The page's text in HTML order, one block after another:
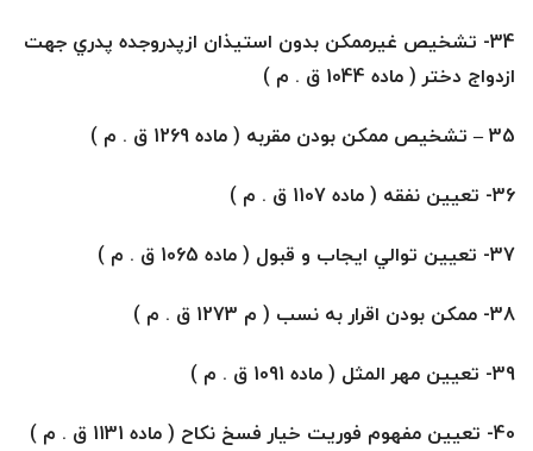
34- تشخيص غيرممكن بدون استيذان ازپدروجده پدري جهت
ازدواج دختر ( ماده 1044 ق . م )
35
–تشخيص ممكن بودن مقربه ( ماده 1269 ق . م )
36- تعيين نفقه ( ماده 1107 ق . م )
37- تعيين توالي ايجاب و قبول ( ماده 1065 ق . م )
38- ممكن بودن اقرار به نسب ( م 1273 ق . م )
39- تعيين مهر المثل ( ماده 1091 ق . م )
40- تعيين مفهوم فوريت خيار فسخ نكاح ( ماده 1131 ق . م )